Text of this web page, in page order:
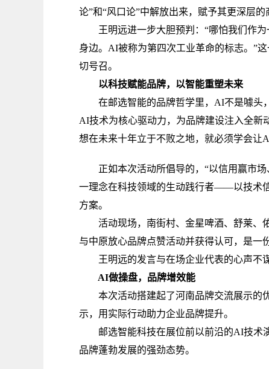
论”和“风口论”中解放出来，赋予其更深层的
王明远进一步大胆预判：“哪怕我们作为
身边。AI被称为第四次工业革命的标志。”
切号召。
以科技赋能品牌，以智能重塑未来
在邮选智能的品牌哲学里，AI不是噱头，
AI技术为核心驱动力，为品牌建设注入全
想在未来十年立于不败之地，就必须学会让
正如本次活动所倡导的，“以信用赢市场
一理念在科技领域的生动践行者——以技术
方案。
活动现场，南街村、金星啤酒、舒莱、佑
与中原放心品牌点赞活动并获得认可，是一
王明远的发言与在场企业代表的心声不谋
AI做操盘，品牌增效能
本次活动搭建起了河南品牌交流展示的优
示，用实际行动助力企业品牌提升。
邮选智能科技在展位前以前沿的AI技术演
品牌蓬勃发展的强劲态势。